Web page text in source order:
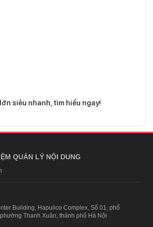
siêu nhanh, tìm hiểu ngay!
QUẢN LÝ NỘI DUNG
Building, Hapulico Complex, Số 01, phố
Thanh Xuân, thành phố Hà Nội